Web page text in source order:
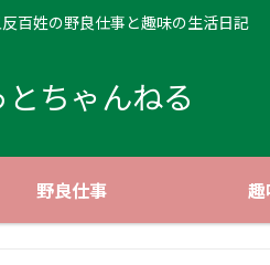
百姓の野良仕事と趣味の生活日記
とちゃんねる
野良仕事